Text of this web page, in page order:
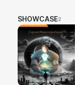
SHOWCASE2